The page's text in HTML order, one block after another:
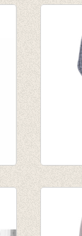
€ 12,56